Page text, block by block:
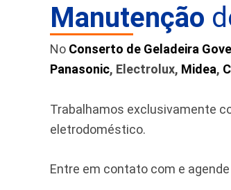
Manutenção
No Conserto de Geladeira
Panasonic, Electrolux, Midea,
Trabalhamos exclusivamente
eletrodoméstico.
Entre em contato com e